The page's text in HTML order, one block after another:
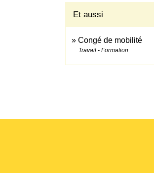
Et aussi
Congé de mobilité
Travail - Formation